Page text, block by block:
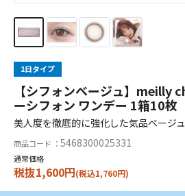
1日タイプ
【シフォンベージュ】meilly
ーシフォン ワンデー 1箱10枚
美人度を徹底的に強化した気品ベージュ
商品コード ： 5468300025331
通常価格
税抜1,600円(税込1,760円)